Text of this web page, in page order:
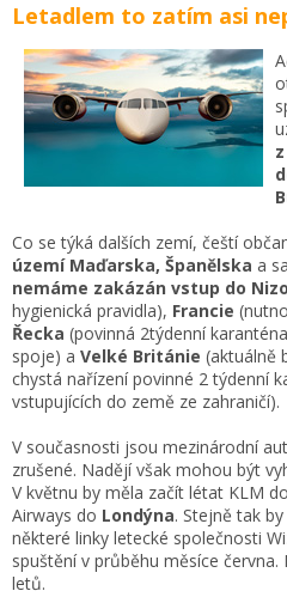
Letadlem to zatím asi
Co se týká dalších zemí, čeští
území Maďarska, Španělska a
nemáme zakázán vstup do
hygienická pravidla), Francie
Řecka (povinná 2týdenní
spoje) a Velké Británie (aktuálně
chystá nařízení povinné 2 týdenní
vstupujících do země ze zahraničí).
V současnosti jsou mezinárodní
zrušené. Nadějí však mohou být
V květnu by měla začít létat KLM do
Airways do Londýna. Stejně tak
některé linky letecké společnosti
spuštění v průběhu měsíce
letů.